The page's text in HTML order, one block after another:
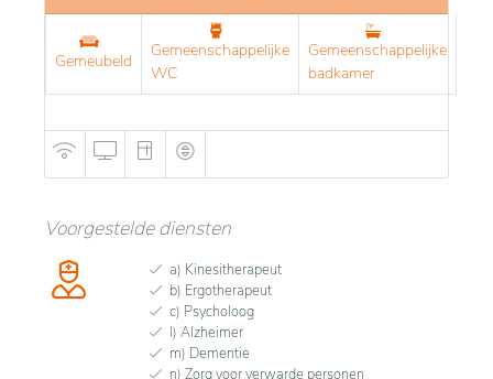
Gemeubeld
Gemeenschappelijke
WC
Gemeenschappelijke
badkamer
Voorgestelde diensten
a) Kinesitherapeut
b) Ergotherapeut
c) Psycholoog
l) Alzheimer
m) Dementie
n) Zorg voor verwarde personen